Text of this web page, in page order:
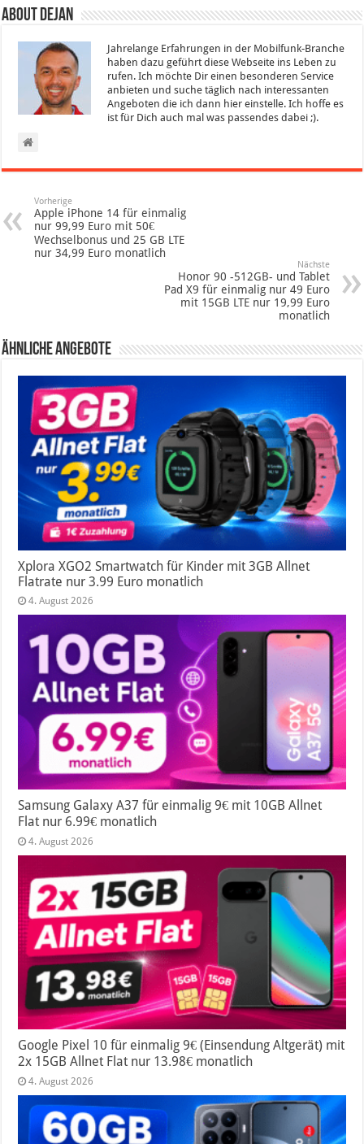
About Dejan
Jahrelange Erfahrungen in der Mobilfunk-Branche
haben dazu geführt diese Webseite ins Leben zu
rufen. Ich möchte Dir einen besonderen Service
anbieten und suche täglich nach interessanten
Angeboten die ich dann hier einstelle. Ich hoffe es
ist für Dich auch mal was passendes dabei ;).
Vorherige
Apple iPhone 14 für einmalig
nur 99,99 Euro mit 50€
Wechselbonus und 25 GB LTE
nur 34,99 Euro monatlich
Nächste
Honor 90 -512GB- und Tablet
Pad X9 für einmalig nur 49 Euro
mit 15GB LTE nur 19,99 Euro
monatlich
Ähnliche Angebote
Xplora XGO2 Smartwatch für Kinder mit 3GB Allnet
Flatrate nur 3.99 Euro monatlich
4. August 2026
Samsung Galaxy A37 für einmalig 9€ mit 10GB Allnet
Flat nur 6.99€ monatlich
4. August 2026
Google Pixel 10 für einmalig 9€ (Einsendung Altgerät) mit
2x 15GB Allnet Flat nur 13.98€ monatlich
4. August 2026